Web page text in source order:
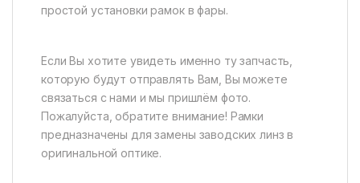
простой установки рамок в фары.
Если Вы хотите увидеть именно ту запчасть,
которую будут отправлять Вам, Вы можете
связаться с нами и мы пришлём фото.
Пожалуйста, обратите внимание! Рамки
предназначены для замены заводских линз в
оригинальной оптике.